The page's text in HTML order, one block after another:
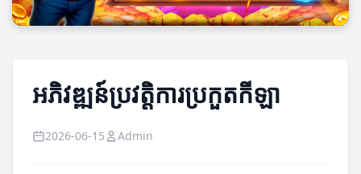
អភិវឌ្ឍន៍ប្រវត្តិការប្រកួតកីឡា
2026-06-15 Admin